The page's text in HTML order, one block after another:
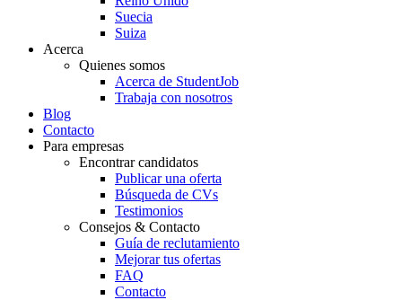
Suecia
Suiza
Acerca
Quienes somos
Acerca de StudentJob
Trabaja con nosotros
Blog
Contacto
Para empresas
Encontrar candidatos
Publicar una oferta
Búsqueda de CVs
Testimonios
Consejos & Contacto
Guía de reclutamiento
Mejorar tus ofertas
FAQ
Contacto